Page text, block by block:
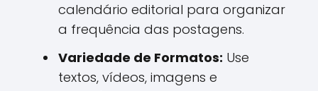
calendário editorial para organizar
a frequência das postagens.
Variedade de Formatos: Use
textos, vídeos, imagens e